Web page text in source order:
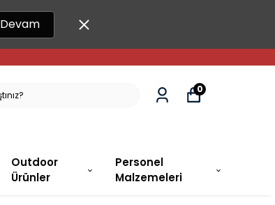
Devam
Outdoor
Ürünler
Personel
Malzemeleri
0